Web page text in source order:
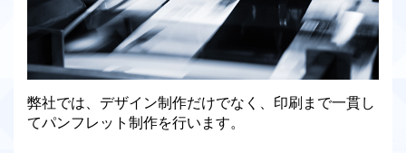
弊社では、デザイン制作だけでなく、印刷まで一貫し
てパンフレット制作を行います。